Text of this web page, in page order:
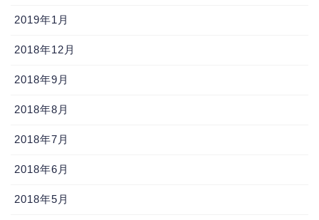
2019年1月
2018年12月
2018年9月
2018年8月
2018年7月
2018年6月
2018年5月